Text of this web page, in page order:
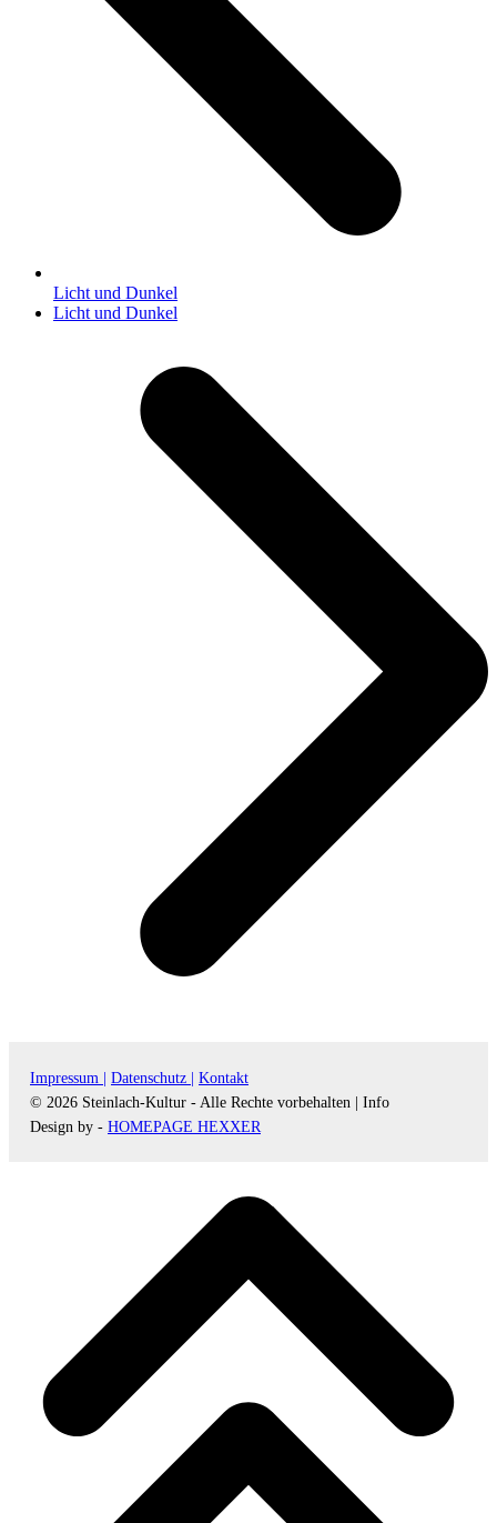
Licht und Dunkel
Nächster
Licht und Dunkel
Impressum | Datenschutz |
Kontakt
© 2026 Steinlach-Kultur - Alle Rechte vorbehalten |
Info
Design by - HOMEPAGE HEXXER